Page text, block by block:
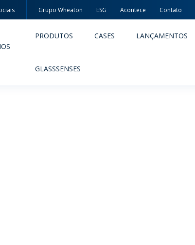
Grupo Wheaton ESG Acontece Contato
PRODUTOS CASES LANÇAMENTOS
GLASSSENSES